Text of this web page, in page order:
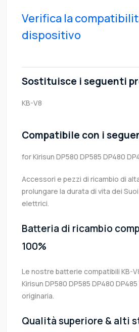
Verifica la
dispositivo
Sostituisce i seguenti
KB-V8
Compatibile con i
for Kirisun DP580 DP585 DP480
Accessori e pezzi di ricambio di
prolungare la durata di vita dei
elettrici.
Batteria di ricambio
100%
Le nostre batterie compatibili KB-
Kirisun DP580 DP585 DP480
originaria.
Qualità superiore & alti